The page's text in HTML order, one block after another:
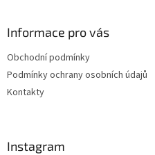
Informace pro vás
Obchodní podmínky
Podmínky ochrany osobních údajů
Kontakty
Instagram